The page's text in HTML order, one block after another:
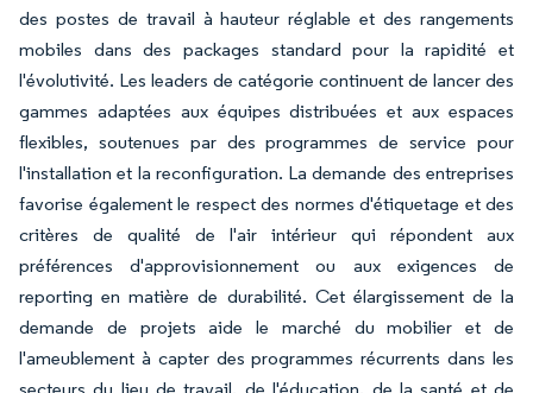
des postes de travail à hauteur réglable et des rangements
mobiles dans des packages standard pour la rapidité et
l'évolutivité. Les leaders de catégorie continuent de lancer des
gammes adaptées aux équipes distribuées et aux espaces
flexibles, soutenues par des programmes de service pour
l'installation et la reconfiguration. La demande des entreprises
favorise également le respect des normes d'étiquetage et des
critères de qualité de l'air intérieur qui répondent aux
préférences d'approvisionnement ou aux exigences de
reporting en matière de durabilité. Cet élargissement de la
demande de projets aide le marché du mobilier et de
l'ameublement à capter des programmes récurrents dans les